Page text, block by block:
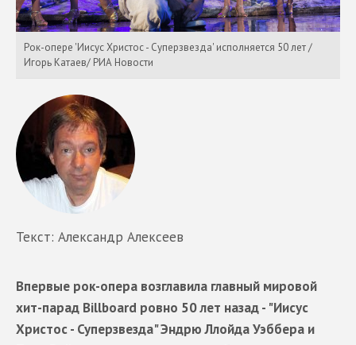
Рок-опере 'Иисус Христос - Суперзвезда' исполняется 50 лет /
Игорь Катаев/ РИА Новости
Текст: Александр Алексеев
Впервые рок-опера возглавила главный мировой
хит-парад Billboard ровно 50 лет назад - "Иисус
Христос - Суперзвезда" Эндрю Ллойда Уэббера и